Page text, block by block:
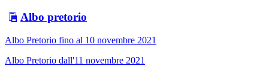
Albo pretorio
Albo Pretorio fino al 10 novembre 2021
Albo Pretorio dall'11 novembre 2021